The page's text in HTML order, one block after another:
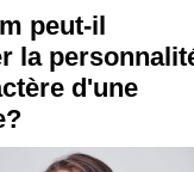
peut-il
la
d'une